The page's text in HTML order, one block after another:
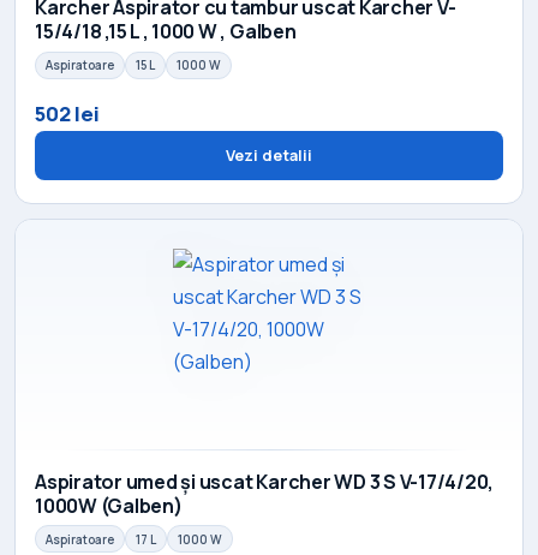
Karcher Aspirator cu tambur uscat Karcher V-
15/4/18 ,15 L , 1000 W , Galben
Aspiratoare 15 L 1000 W
502 lei
Vezi detalii
Aspirator umed și uscat Karcher WD 3 S V-17/4/20,
1000W (Galben)
Aspiratoare 17 L 1000 W